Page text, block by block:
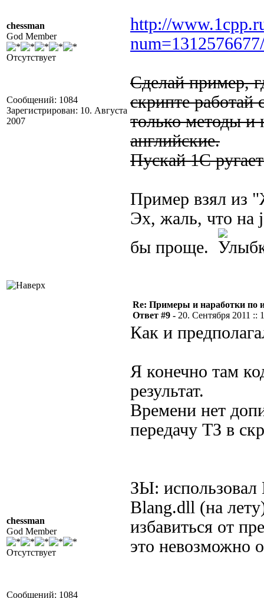
chessman
God Member
Отсутствует
Сообщений: 1084
Зарегистрирован: 10. Августа
2007
http://
Сделай пример,
скрипте
только методы и
английские.
Пускай 1С
Пример взял из
Эх, жаль, что на
бы проще.
chessman
God Member
Отсутствует
Сообщений: 1084
Re: Примеры и наработки по
Ответ #9 - 20. Сентября 2011 ::
Как и
Я конечно там
результат.
Времени нет
передачу ТЗ в
ЗЫ: использовал
Blang.dll (на
избавиться от
это невозможно